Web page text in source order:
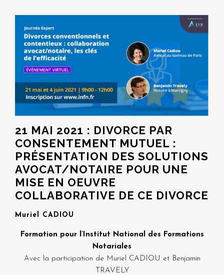
21 MAI 2021 : DIVORCE PAR
CONSENTEMENT MUTUEL :
PRÉSENTATION DES SOLUTIONS
AVOCAT/NOTAIRE POUR UNE
MISE EN OEUVRE
COLLABORATIVE DE CE DIVORCE
Muriel CADIOU
Formation pour l’Institut National des Formations
Notariales
Avec la participation de Muriel CADIOU et Benjamin
TRAVELY